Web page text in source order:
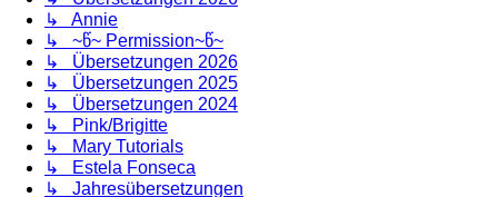
↳ Annie
↳ ~წ~ Permission~წ~
↳ Übersetzungen 2026
↳ Übersetzungen 2025
↳ Übersetzungen 2024
↳ Pink/Brigitte
↳ Mary Tutorials
↳ Estela Fonseca
↳ Jahresübersetzungen